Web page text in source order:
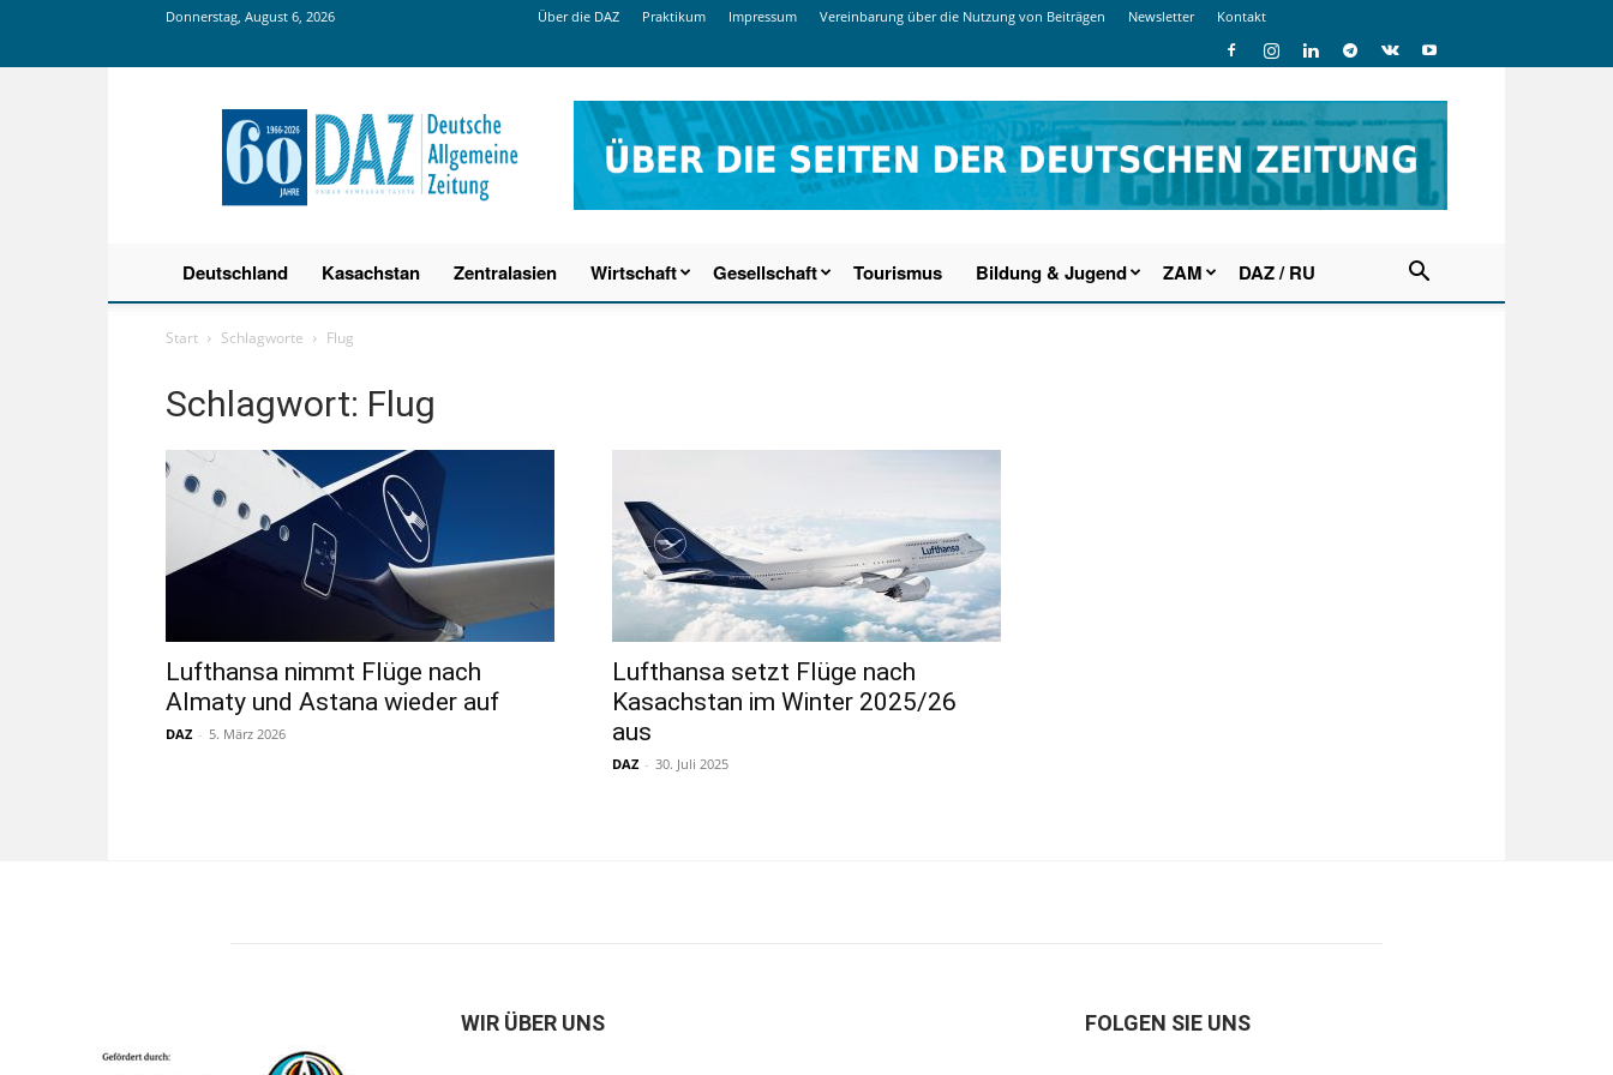
Donnerstag, August 6, 2026 Über die DAZ Praktikum Impressum Vereinbarung über die Nutzung von Beiträgen Newsletter Kontakt
Deutsche
Allgemeine
Zeitung
Deutschland Kasachstan Zentralasien Wirtschaft Gesellschaft Tourismus Bildung & Jugend ZAM DAZ / RU
Start Schlagworte Flug
Schlagwort: Flug
Lufthansa nimmt Flüge nach
Almaty und Astana wieder auf
DAZ - 5. März 2026
Lufthansa setzt Flüge nach
Kasachstan im Winter 2025/26
aus
DAZ - 30. Juli 2025
WIR ÜBER UNS FOLGEN SIE UNS